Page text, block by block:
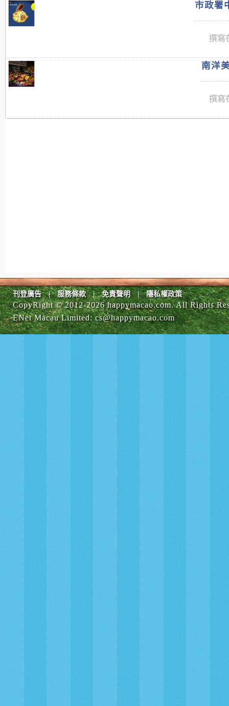
市政署
撰寫
南洋
撰寫
刊登廣告 | 服務條款 | 免責聲明 | 隱私權政策
CopyRight © 2012-2026 happymacao.com. All Rights
ENet Macau Limited:cs@happymacao.com